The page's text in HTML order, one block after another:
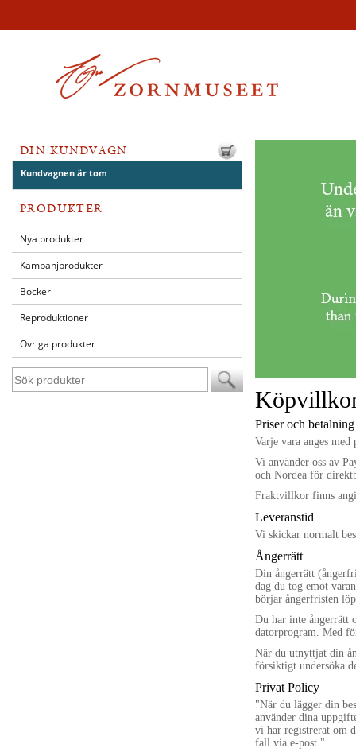
DIN KUNDVAGN
Kundvagnen är tom
PRODUKTER
Nya produkter
Kampanjprodukter
Böcker
Reproduktioner
Övriga produkter
Priser och betalning
Varje vara anges
Vi använder oss av
och Nordea för
Fraktvillkor finns
Leveranstid
Vi skickar normalt
Ångerrätt
Din ångerrätt
dag du tog emot
börjar ångerfristen
Du har inte ångerrätt
datorprogram. Med
När du utnyttjat din
försiktigt undersöka
Privat Policy
"När du lägger din
använder dina
vi har registrerat om
fall via e-post."